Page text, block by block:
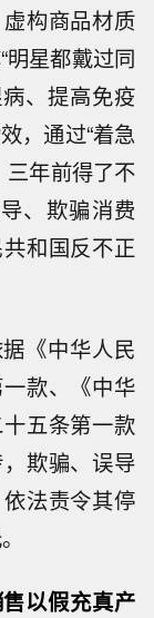
构商品材质
明星都戴过同
、提高免疫
，通过“着急
三年前得了不
、欺骗消费
和国反不正
《中华人民
款、《中华
五条第一款
欺骗、误导
法责令其停
以假充真产